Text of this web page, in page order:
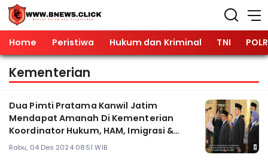
Home Peristiwa Hukum dan Kriminal TNI
Kementerian
Dua Pimti Pratama Kanwil Jatim
Mendapat Amanah Di Kementerian
Koordinator Hukum, HAM, Imigrasi &
Pemasyarakatan RI
Rabu, 04 Des 2024 08:51 WIB